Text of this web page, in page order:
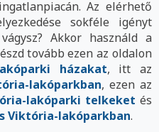
Az elérhető
sokféle igényt
Akkor használd a
tovább ezen az oldalon
házakat, itt az
lakóparkban, ezen az
lakóparki telkeket és
Viktória-lakóparkban.